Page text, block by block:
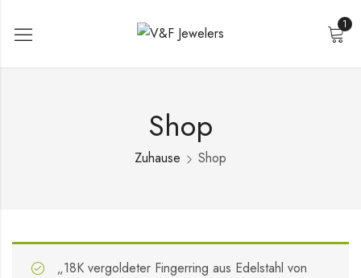
1
Shop
Zuhause Shop
„18K vergoldeter Fingerring aus Edelstahl von